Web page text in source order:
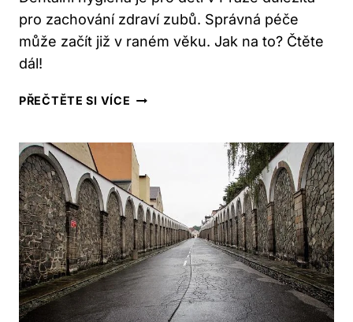
pro zachování zdraví zubů. Správná péče
může začít již v raném věku. Jak na to? Čtěte
dál!
PŘEČTĚTE SI VÍCE PRO
PRAZE:
DENTÁLNÍ
HYGIENA
–
JAK
ZAČÍT
SPRÁVNĚ?